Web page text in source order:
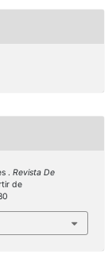
. Revista De
de